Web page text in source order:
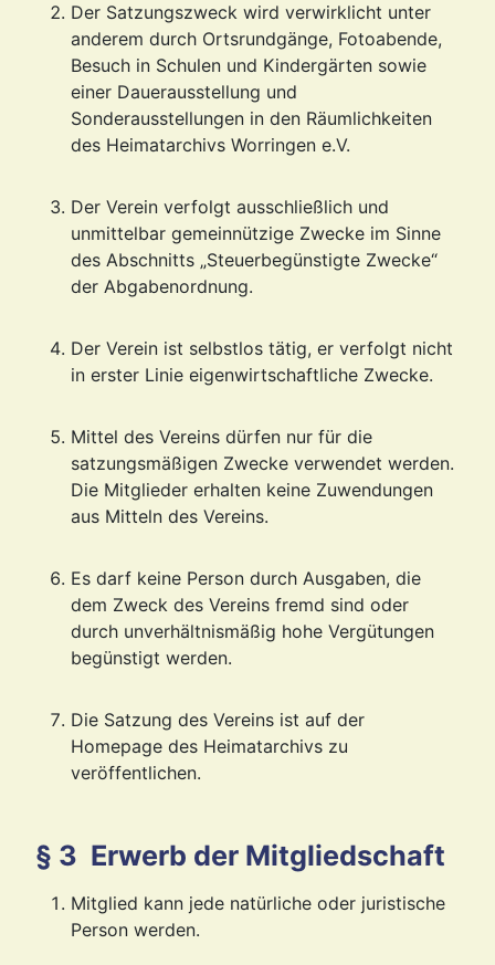
Der Satzungszweck wird verwirklicht unter
anderem durch Ortsrundgänge, Fotoabende,
Besuch in Schulen und Kindergärten sowie
einer Dauerausstellung und
Sonderausstellungen in den Räumlichkeiten
des Heimatarchivs Worringen e.V.
Der Verein verfolgt ausschließlich und
unmittelbar gemeinnützige Zwecke im Sinne
des Abschnitts „Steuerbegünstigte Zwecke“
der Abgabenordnung.
Der Verein ist selbstlos tätig, er verfolgt nicht
in erster Linie eigenwirtschaftliche Zwecke.
Mittel des Vereins dürfen nur für die
satzungsmäßigen Zwecke verwendet werden.
Die Mitglieder erhalten keine Zuwendungen
aus Mitteln des Vereins.
Es darf keine Person durch Ausgaben, die
dem Zweck des Vereins fremd sind oder
durch unverhältnismäßig hohe Vergütungen
begünstigt werden.
Die Satzung des Vereins ist auf der
Homepage des Heimatarchivs zu
veröffentlichen.
§ 3 Erwerb der Mitgliedschaft
Mitglied kann jede natürliche oder juristische
Person werden.